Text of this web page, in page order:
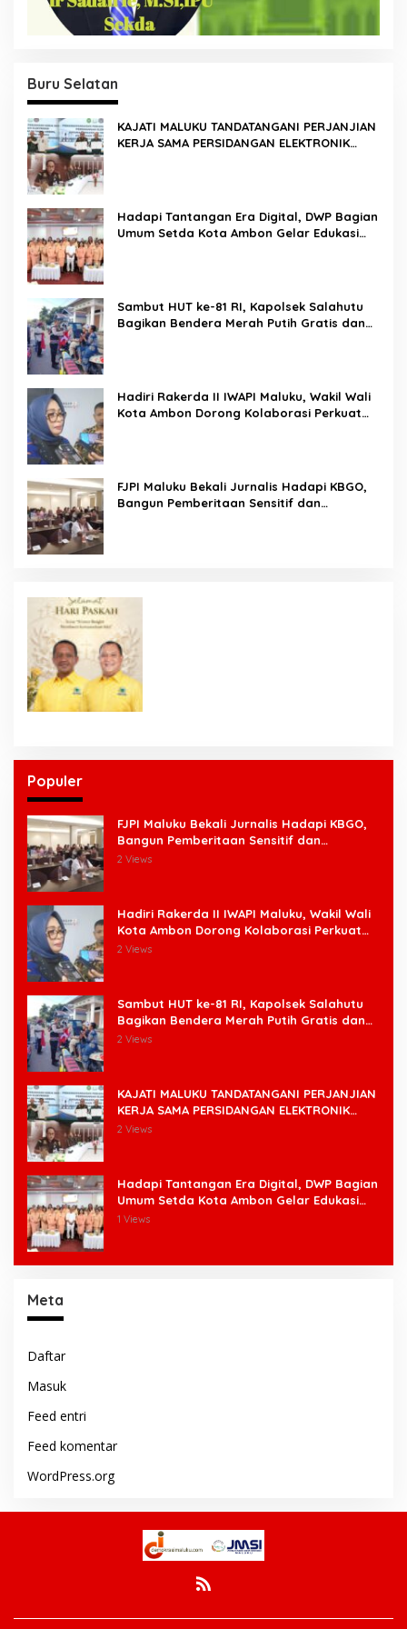
Buru Selatan
KAJATI MALUKU TANDATANGANI PERJANJIAN
KERJA SAMA PERSIDANGAN ELEKTRONIK
Hadapi Tantangan Era Digital, DWP Bagian
Umum Setda Kota Ambon Gelar Edukasi
Sambut HUT ke-81 RI, Kapolsek Salahutu
Bagikan Bendera Merah Putih Gratis dan
Hadiri Rakerda II IWAPI Maluku, Wakil Wali
Kota Ambon Dorong Kolaborasi Perkuat
FJPI Maluku Bekali Jurnalis Hadapi KBGO,
Bangun Pemberitaan Sensitif dan
Populer
FJPI Maluku Bekali Jurnalis Hadapi KBGO,
Bangun Pemberitaan Sensitif dan
Berperspektif Korban
2 Views
Hadiri Rakerda II IWAPI Maluku, Wakil Wali
Kota Ambon Dorong Kolaborasi Perkuat
UMKM dan Pengusaha Perempuan
2 Views
Sambut HUT ke-81 RI, Kapolsek Salahutu
Bagikan Bendera Merah Putih Gratis dan
Ajak Warga Kobarkan Semangat
2 Views
KAJATI MALUKU TANDATANGANI PERJANJIAN
KERJA SAMA PERSIDANGAN ELEKTRONIK
BERSAMA PENGADILAN TINGGI AMBON DAN
2 Views
Hadapi Tantangan Era Digital, DWP Bagian
Umum Setda Kota Ambon Gelar Edukasi
Parenting Perkuat Pola Asuh Holistik
1 Views
Meta
Daftar
Masuk
Feed entri
Feed komentar
WordPress.org